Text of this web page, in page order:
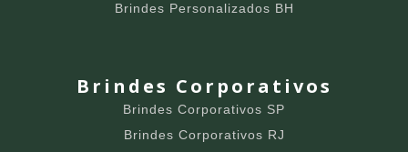
Brindes Personalizados BH
Brindes Corporativos
Brindes Corporativos SP
Brindes Corporativos RJ